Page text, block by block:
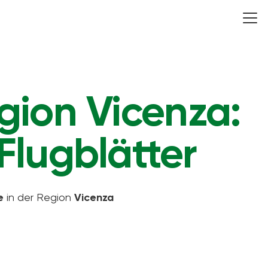
Vicenza:
in der Region Vicenza